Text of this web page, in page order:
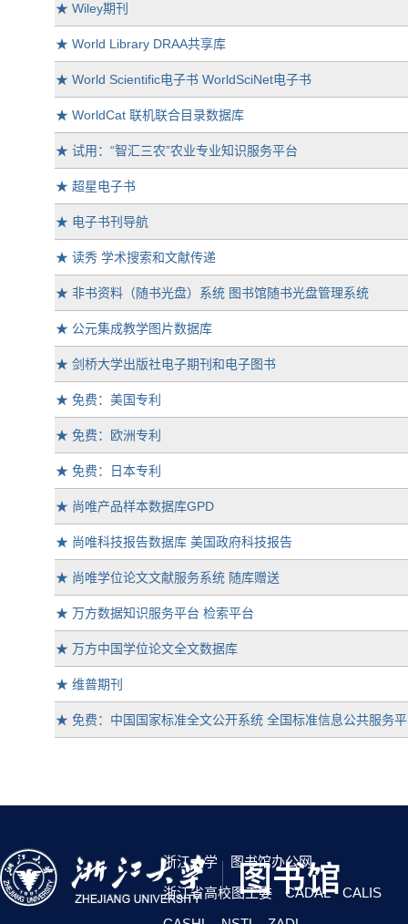
★ Wiley期刊
★ World Library DRAA共享库
★ World Scientific电子书 WorldSciNet电子书
★ WorldCat 联机联合目录数据库
★ 试用：“智汇三农”农业专业知识服务平台
★ 超星电子书
★ 电子书刊导航
★ 读秀 学术搜索和文献传递
★ 非书资料（随书光盘）系统 图书馆随书光盘管理系统
★ 公元集成教学图片数据库
★ 剑桥大学出版社电子期刊和电子图书
★ 免费：美国专利
★ 免费：欧洲专利
★ 免费：日本专利
★ 尚唯产品样本数据库GPD
★ 尚唯科技报告数据库 美国政府科技报告
★ 尚唯学位论文文献服务系统 随库赠送
★ 万方数据知识服务平台 检索平台
★ 万方中国学位论文全文数据库
★ 维普期刊
★ 免费：中国国家标准全文公开系统 全国标准信息公共服务
浙江大学
图书馆办公网
浙江省高校图工委
CADAL
CALIS